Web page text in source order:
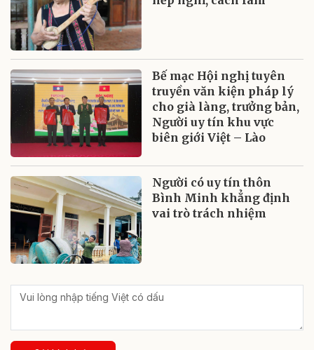
Bế mạc Hội nghị tuyên
truyền văn kiện pháp lý
cho già làng, trưởng bản,
Người uy tín khu vực
biên giới Việt – Lào
Người có uy tín thôn
Bình Minh khẳng định
vai trò trách nhiệm